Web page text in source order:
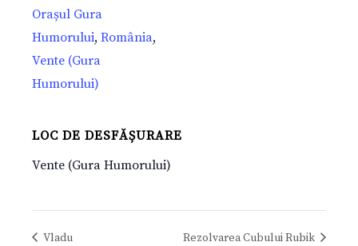
Orașul Gura
Humorului, România,
Vente (Gura
Humorului)
LOC DE DESFĂȘURARE
Vente (Gura Humorului)
Vladu Rezolvarea Cubului Rubik